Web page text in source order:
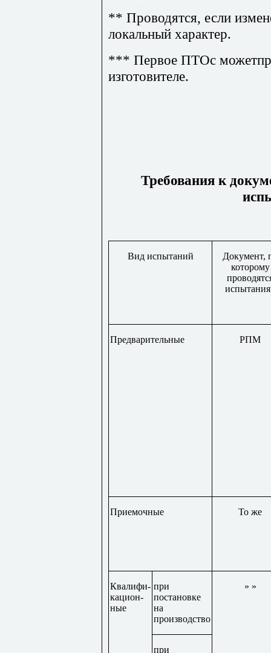
** Проводятся, если
локальный характер.
*** Первое ПТОс
изготовителе.
Требования к
Вид испытаний
Документ,
которому
Предварительные РПМ
Приемочные То же
Квалифи-
кацион-
ные
при
постановке
на
производство
» »
при